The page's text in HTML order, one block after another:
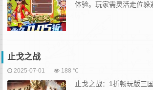
体验。玩家需灵活走位
止戈之战
2025-07-01 188 ℃
止戈之战：1折畅玩版三